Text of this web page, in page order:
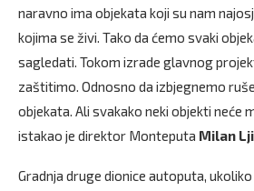
naravno ima objekata koji su nam
kojima se živi. Tako da ćemo svaki
sagledati. Tokom izrade glavnog
zaštitimo. Odnosno da izbjegnemo
objekata. Ali svakako neki objekti neće
istakao je direktor Monteputa Milan
Gradnja druge dionice autoputa,